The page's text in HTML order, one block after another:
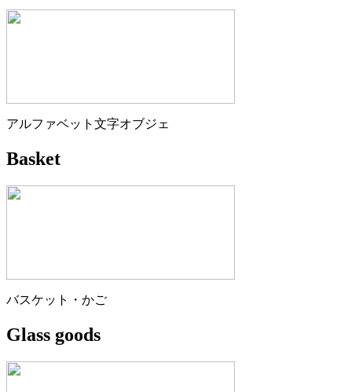
アルファベット文字オブジェ
Basket
バスケット・かご
Glass goods